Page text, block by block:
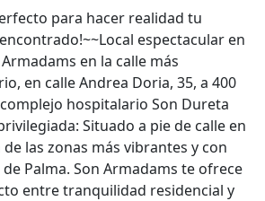
para hacer realidad tu
espectacular en
en la calle más
en calle Andrea Doria, 35, a 400
hospitalario Son Dureta
Situado a pie de calle en
las zonas más vibrantes y con
Palma. Son Armadams te ofrece
entre tranquilidad residencial y